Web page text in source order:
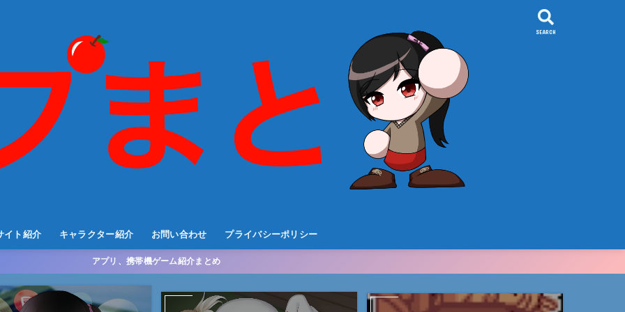
イト紹介 キャラクター紹介 お問い合わせ プライバシーポリシー
SEARCH
アプリ、携帯機ゲーム紹介まとめ